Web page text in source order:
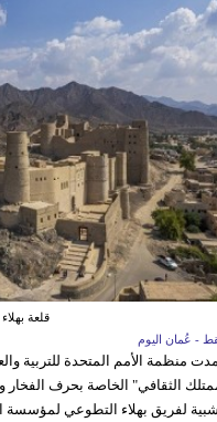
قلعة بهلاء
- عُمان اليوم
منظمة الأمم المتحدة للتربية
الثقافي" الخاصة بحرف الفخار
لفريق بهلاء التطوعي لمؤسسة